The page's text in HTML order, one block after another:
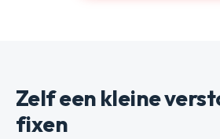
Zelf een kleine
fixen